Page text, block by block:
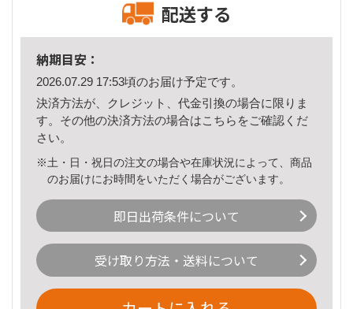
配送する
納期目安：
2026.07.29 17:53頃のお届け予定です。
決済方法が、クレジット、代金引換の場合に限りま
す。その他の決済方法の場合はこちら をご確認くだ
さい。
※土・日・祝日の注文の場合や在庫状況によって、商品
のお届けにお時間をいただく場合がございます。
即日出荷条件について
受け取り方法・送料について